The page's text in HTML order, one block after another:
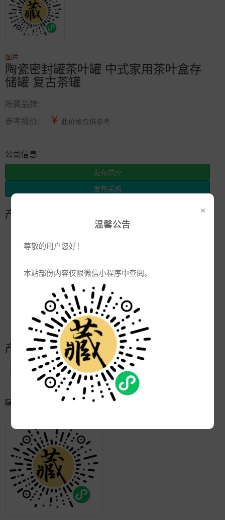
×
温馨公告
尊敬的用户您好！
本站部份内容仅限微信小程序中查阅。
图片
陶瓷密封罐茶叶罐 中式家用茶叶盒存
储罐 复古茶罐
所属品牌:
参考报价:
¥ 此价格仅供参考
公司信息
发布供应
发布采购
产品参数
品牌:
产地:
江西景德镇
1993
景德镇市辰天陶瓷有限公司
更新:
2021-05-13 17:44:17
产品简介